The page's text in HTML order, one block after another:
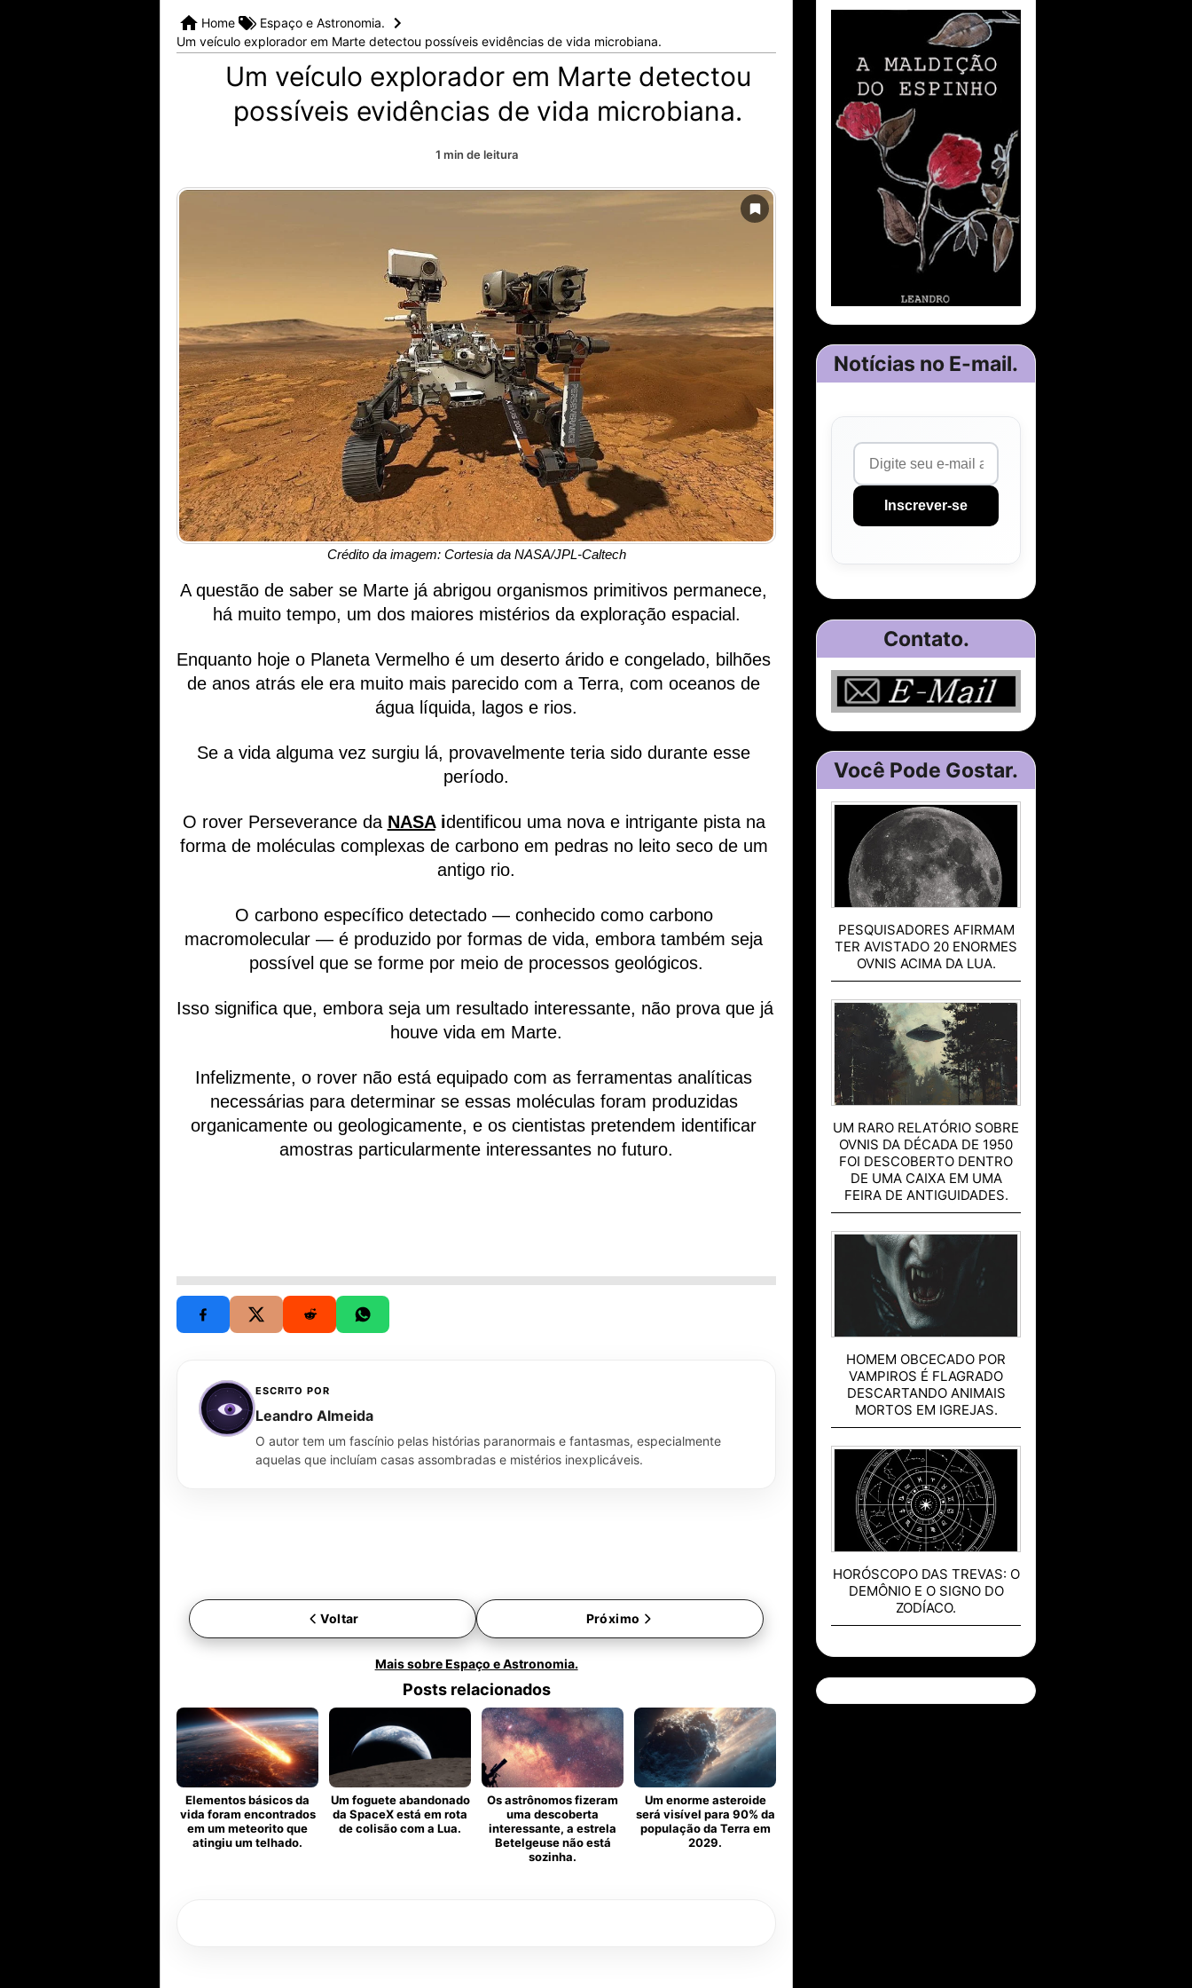
Home
Espaço e Astronomia.
Um veículo explorador em Marte detectou possíveis evidências de vida microbiana.
Um veículo explorador em Marte detectou
possíveis evidências de vida microbiana.
1 min de leitura
Crédito da imagem: Cortesia da NASA/JPL-Caltech
A questão de saber se Marte já abrigou organismos primitivos permanece,
há muito tempo, um dos maiores mistérios da exploração espacial.
Enquanto hoje o Planeta Vermelho é um deserto árido e congelado, bilhões
de anos atrás ele era muito mais parecido com a Terra, com oceanos de
água líquida, lagos e rios.
Se a vida alguma vez surgiu lá, provavelmente teria sido durante esse
período.
O rover Perseverance da NASA identificou uma nova e intrigante pista na
forma de moléculas complexas de carbono em pedras no leito seco de um
antigo rio.
O carbono específico detectado — conhecido como carbono
macromolecular — é produzido por formas de vida, embora também seja
possível que se forme por meio de processos geológicos.
Isso significa que, embora seja um resultado interessante, não prova que já
houve vida em Marte.
Infelizmente, o rover não está equipado com as ferramentas analíticas
necessárias para determinar se essas moléculas foram produzidas
organicamente ou geologicamente, e os cientistas pretendem identificar
amostras particularmente interessantes no futuro.
ESCRITO POR
Leandro Almeida
O autor tem um fascínio pelas histórias paranormais e fantasmas, especialmente
aquelas que incluíam casas assombradas e mistérios inexplicáveis.
Voltar Próximo
Mais sobre Espaço e Astronomia.
Posts relacionados
Elementos básicos da
vida foram encontrados
em um meteorito que
atingiu um telhado.
Um foguete abandonado
da SpaceX está em rota
de colisão com a Lua.
Os astrônomos fizeram
uma descoberta
interessante, a estrela
Betelgeuse não está
sozinha.
Um enorme asteroide
será visível para 90% da
população da Terra em
2029.
Notícias no E-mail.
Inscrever-se
Contato.
Você Pode Gostar.
PESQUISADORES AFIRMAM
TER AVISTADO 20 ENORMES
OVNIS ACIMA DA LUA.
UM RARO RELATÓRIO SOBRE
OVNIS DA DÉCADA DE 1950
FOI DESCOBERTO DENTRO
DE UMA CAIXA EM UMA
FEIRA DE ANTIGUIDADES.
HOMEM OBCECADO POR
VAMPIROS É FLAGRADO
DESCARTANDO ANIMAIS
MORTOS EM IGREJAS.
HORÓSCOPO DAS TREVAS: O
DEMÔNIO E O SIGNO DO
ZODÍACO.